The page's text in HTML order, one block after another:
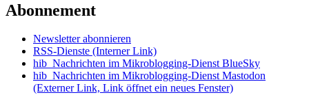
Abonnement
Newsletter abonnieren
RSS-Dienste (Interner Link)
hib_Nachrichten im Mikroblogging-Dienst BlueSky
hib_Nachrichten im Mikroblogging-Dienst Mastodon
(Externer Link, Link öffnet ein neues Fenster)